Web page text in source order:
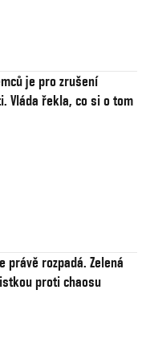
je pro zrušení
Vláda řekla, co si o tom
právě rozpadá. Zelená
proti chaosu